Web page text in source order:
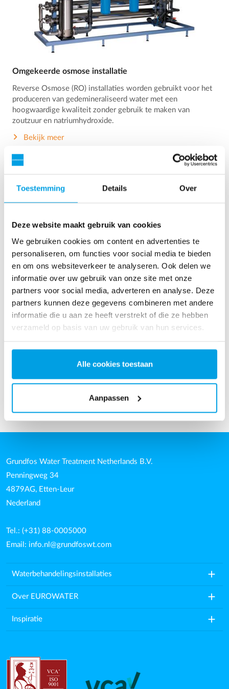
Toestemming Details Over
Deze website maakt gebruik van cookies
We gebruiken cookies om content en advertenties te
personaliseren, om functies voor social media te bieden
en om ons websiteverkeer te analyseren. Ook delen we
informatie over uw gebruik van onze site met onze
partners voor social media, adverteren en analyse. Deze
partners kunnen deze gegevens combineren met andere
informatie die u aan ze heeft verstrekt of die ze hebben
verzameld op basis van uw gebruik van hun services.
Alle cookies toestaan
Aanpassen
Omgekeerde osmose installatie
Reverse Osmose (RO) installaties worden gebruikt voor het
produceren van gedemineraliseerd water met een
hoogwaardige kwaliteit zonder gebruik te maken van
zoutzuur en natriumhydroxide.
Bekijk meer
UV-desinfectie
UV desinfectie voor het verwijderen van microbiologische
Grundfos Water Treatment Netherlands B.V.
Penningweg 34
4879AG, Etten-Leur
Nederland
Tel.: (+31) 88-0005000
Email: info.nl@grundfoswt.com
Waterbehandelingsinstallaties add
Over EUROWATER add
Inspiratie add